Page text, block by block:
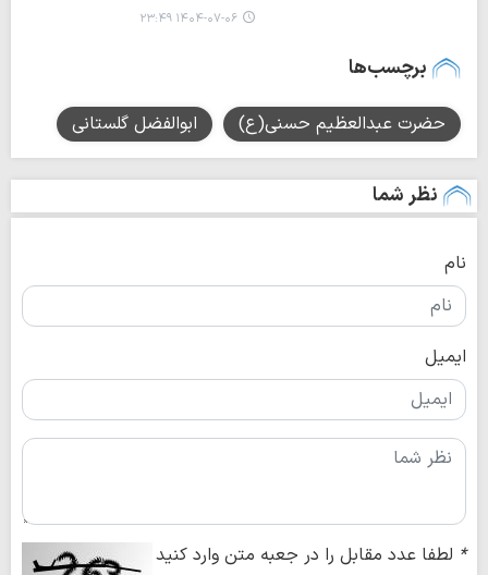
۱۴۰۴-۰۷-۰۶ ۲۳:۴۹
برچسب‌ها
حضرت عبدالعظیم حسنی(ع) ابوالفضل گلستانی
نظر شما
نام
ایمیل
* لطفا عدد مقابل را در جعبه متن وارد کنید